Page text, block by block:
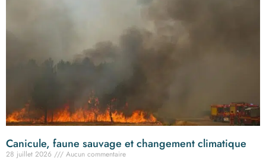
Canicule, faune sauvage et changement climatique
28 juillet 2026 Aucun commentaire